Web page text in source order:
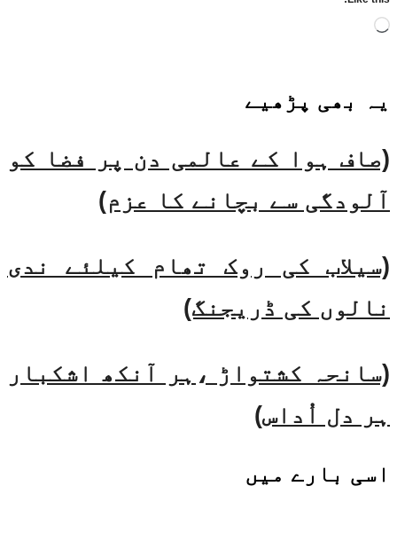
Loading…
یہ بھی پڑھیے
(صاف ہوا کے عالمی دن پر فضا کو
آلودگی سے بچانے کا عزم)
(سیلاب کی روک تھام کیلئے ندی
نالوں کی ڈریجنگ)
(سانحہ کشتواڑ ،ہر آنکھ اشکبار
ہر دل اُداس)
اسی بارے میں